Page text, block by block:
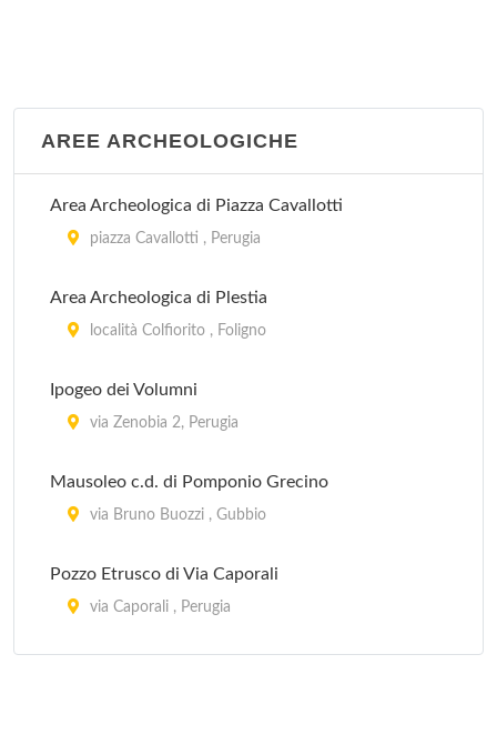
Pinacoteca Comunale
AREE ARCHEOLOGICHE
Area Archeologica di Piazza Cavallotti
piazza Cavallotti , Perugia
Area Archeologica di Plestia
località Colfiorito , Foligno
Ipogeo dei Volumni
via Zenobia 2, Perugia
Mausoleo c.d. di Pomponio Grecino
via Bruno Buozzi , Gubbio
Pozzo Etrusco di Via Caporali
via Caporali , Perugia